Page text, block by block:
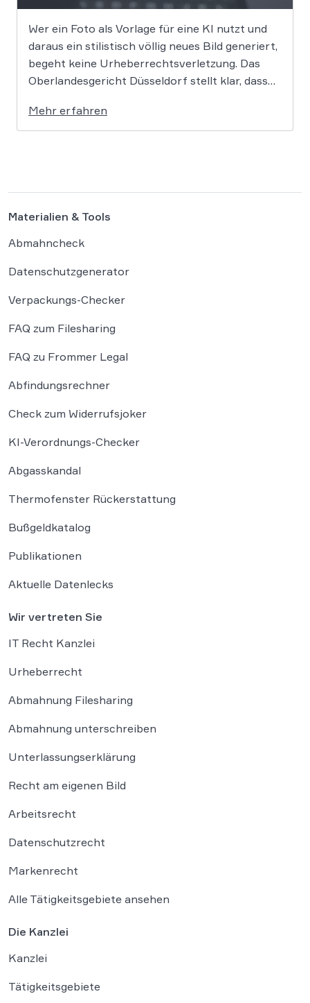
Wer ein Foto als Vorlage für eine KI nutzt und
daraus ein stilistisch völlig neues Bild generiert,
begeht keine Urheberrechtsverletzung. Das
Oberlandesgericht Düsseldorf stellt klar, dass
KI-gestützte Umgestaltung zulässig ist, solange
die individuellen kreativen Merkmale des
Mehr erfahren
Materialien & Tools
Abmahncheck
Datenschutzgenerator
Verpackungs-Checker
FAQ zum Filesharing
FAQ zu Frommer Legal
Abfindungsrechner
Check zum Widerrufsjoker
KI-Verordnungs-Checker
Abgasskandal
Thermofenster Rückerstattung
Bußgeldkatalog
Publikationen
Aktuelle Datenlecks
Wir vertreten Sie
IT Recht Kanzlei
Urheberrecht
Abmahnung Filesharing
Abmahnung unterschreiben
Unterlassungserklärung
Recht am eigenen Bild
Arbeitsrecht
Datenschutzrecht
Markenrecht
Alle Tätigkeitsgebiete ansehen
Die Kanzlei
Kanzlei
Tätigkeitsgebiete